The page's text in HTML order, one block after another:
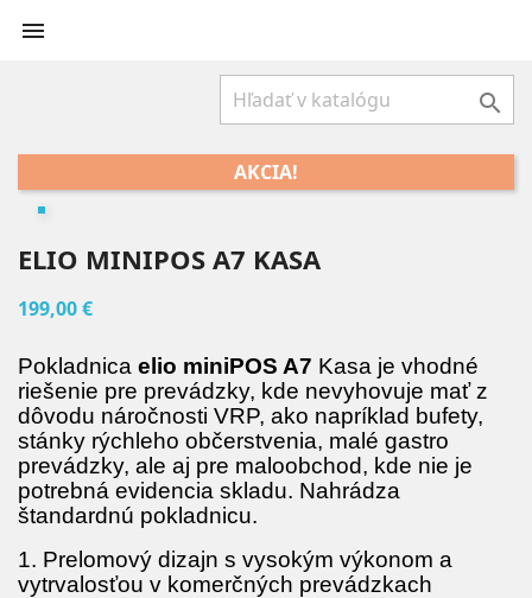


AKCIA!
ELIO MINIPOS A7 KASA
199,00 €
Pokladnica elio miniPOS A7 Kasa je vhodné
riešenie pre prevádzky, kde nevyhovuje mať z
dôvodu náročnosti VRP, ako napríklad bufety,
stánky rýchleho občerstvenia, malé gastro
prevádzky, ale aj pre maloobchod, kde nie je
potrebná evidencia skladu. Nahrádza
štandardnú pokladnicu.
1. Prelomový dizajn s vysokým výkonom a
vytrvalosťou v komerčných prevádzkach